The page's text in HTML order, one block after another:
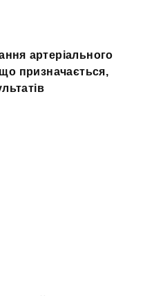
артеріального
призначається,